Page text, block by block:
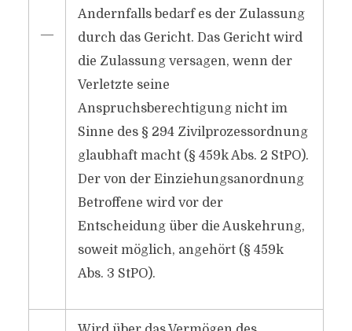
―
Andernfalls bedarf es der Zulassung
durch das Gericht. Das Gericht wird
die Zulassung versagen, wenn der
Verletzte seine
Anspruchsberechtigung nicht im
Sinne des § 294 Zivilprozessordnung
glaubhaft macht (§ 459k Abs. 2 StPO).
Der von der Einziehungsanordnung
Betroffene wird vor der
Entscheidung über die Auskehrung,
soweit möglich, angehört (§ 459k
Abs. 3 StPO).